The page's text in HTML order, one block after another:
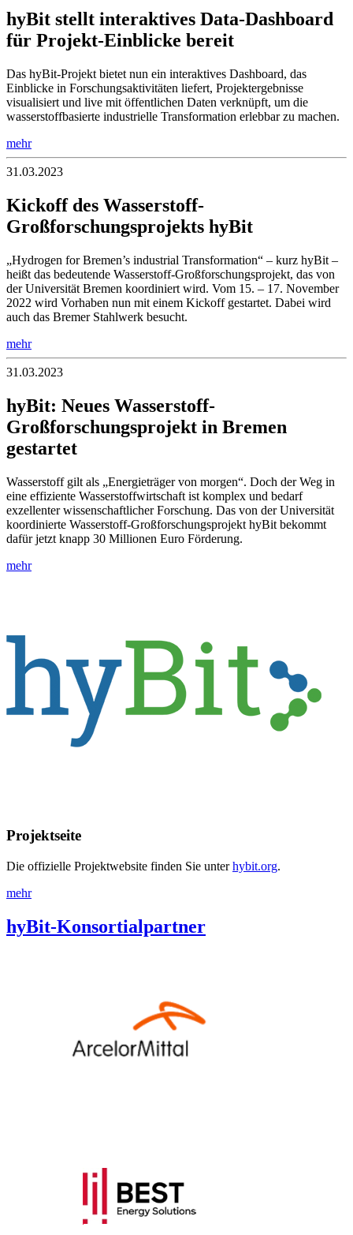
hyBit stellt interaktives Data‑Dashboard
für Projekt‑Einblicke bereit
Das hyBit‑Projekt bietet nun ein interaktives Dashboard, das
Einblicke in Forschungsaktivitäten liefert, Projektergebnisse
visualisiert und live mit öffentlichen Daten verknüpft, um die
wasserstoffbasierte industrielle Transformation erlebbar zu machen.
mehr
31.03.2023
Kickoff des Wasserstoff-
Großforschungsprojekts hyBit
„Hydrogen for Bremen’s industrial Transformation“ – kurz hyBit –
heißt das bedeutende Wasserstoff-Großforschungsprojekt, das von
der Universität Bremen koordiniert wird. Vom 15. – 17. November
2022 wird Vorhaben nun mit einem Kickoff gestartet. Dabei wird
auch das Bremer Stahlwerk besucht.
mehr
31.03.2023
hyBit: Neues Wasserstoff-
Großforschungsprojekt in Bremen
gestartet
Wasserstoff gilt als „Energieträger von morgen“. Doch der Weg in
eine effiziente Wasserstoffwirtschaft ist komplex und bedarf
exzellenter wissenschaftlicher Forschung. Das von der Universität
koordinierte Wasserstoff-Großforschungsprojekt hyBit bekommt
dafür jetzt knapp 30 Millionen Euro Förderung.
mehr
Projektseite
Die offizielle Projektwebsite finden Sie unterhybit.org.
mehr
hyBit-Konsortialpartner